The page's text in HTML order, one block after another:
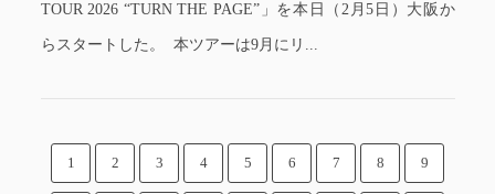
TOUR 2026 “TURN THE PAGE”」を本日（2月5日）大阪か
らスタートした。 本ツアーは9月にリ...
1 2 3 4 5 6 7 8 9